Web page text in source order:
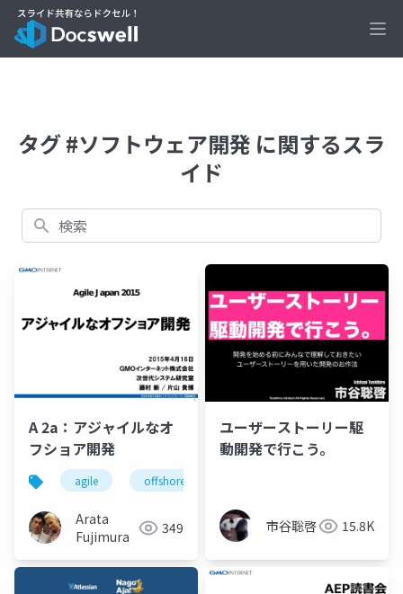
タグ #ソフトウェア開発 に関するスラ
イド
検索
A 2a：アジャイルなオ
フショア開発
agile offshore
Arata
Fujimura
349
ユーザーストーリー駆
動開発で行こう。
市谷聡啓 15.8K